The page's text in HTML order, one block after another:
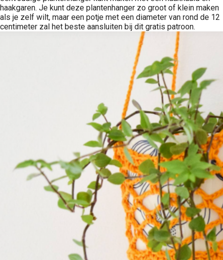
haakgaren. Je kunt deze plantenhanger zo groot of klein maken
als je zelf wilt, maar een potje met een diameter van rond de 12
centimeter zal het beste aansluiten bij dit gratis patroon.